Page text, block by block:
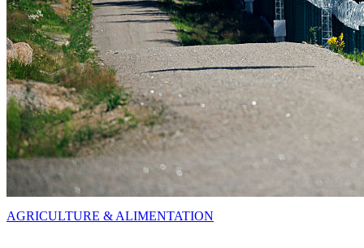
AGRICULTURE & ALIMENTATION